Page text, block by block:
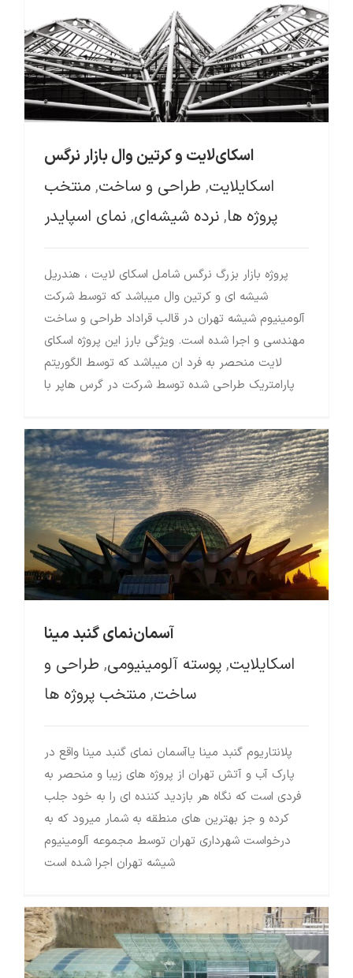
اسکای‌لایت و کرتین وال بازار نرگس
اسکایلایت, طراحی و ساخت, منتخب
پروژه ها, نرده شیشه‌ای, نمای اسپایدر
پروژه بازار بزرگ نرگس شامل اسکای‌ لایت ، هندریل
شیشه ای و کرتین وال میباشد که توسط شرکت
آلومینیوم شیشه تهران در قالب قراداد طراحی و ساخت
مهندسی و اجرا شده است. ویژگی بارز این پروژه اسکای‌
لایت منحصر به فرد ان میباشد که توسط الگوریتم
پارامتریک طراحی شده توسط شرکت در گرس هاپر با
آسمان‌نمای گنبد مینا
اسکایلایت, پوسته آلومینیومی, طراحی و
ساخت, منتخب پروژه ها
پلانتاریوم گنبد مینا یاآسمان نمای گنبد مینا واقع در
پارک آب و آتش تهران از پروژه های زیبا و منحصر به
فردی است که نگاه هر بازدید کننده ای را به خود جلب
کرده و جز بهترین های منطقه به شمار میرود که به
درخواست شهرداری تهران توسط مجموعه آلومینیوم
شیشه تهران اجرا شده است